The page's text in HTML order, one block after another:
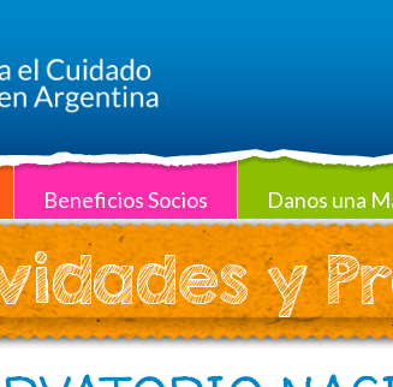
Beneficios Socios Danos una
y